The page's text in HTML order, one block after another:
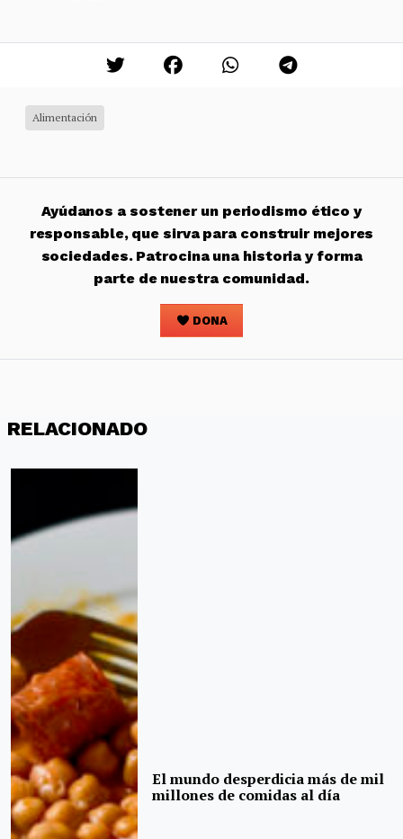
Alimentación
Ayúdanos a sostener un periodismo ético y
responsable, que sirva para construir mejores
sociedades. Patrocina una historia y forma
parte de nuestra comunidad.
DONA
RELACIONADO
El mundo desperdicia más de mil
millones de comidas al día